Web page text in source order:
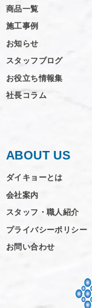
商品一覧
施工事例
お知らせ
スタッフブログ
お役立ち情報集
社長コラム
ABOUT US
ダイキョーとは
会社案内
スタッフ・職人紹介
プライバシーポリシー
お問い合わせ